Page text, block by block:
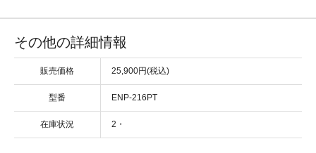
その他の詳細情報
販売価格 25,900円(税込)
型番 ENP-216PT
在庫状況 2・